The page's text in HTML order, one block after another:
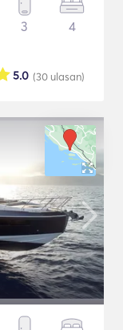
3 4
(30 ulasan)
5.0